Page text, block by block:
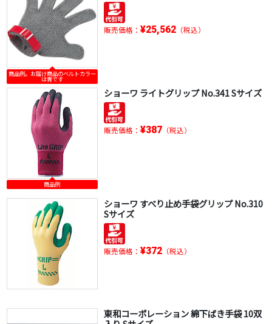
商品例。お届け商品のベルトカラー
は青です
販売価格： ¥25,562（税込）
商品例
ショーワ ライトグリップ No.341 Sサイズ
販売価格： ¥387（税込）
ショーワ すべり止め手袋グリップ No.310
Sサイズ
販売価格： ¥372（税込）
東和コーポレーション 綿下ばき手袋 10双